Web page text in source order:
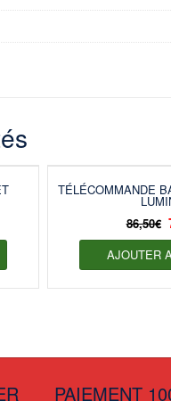
TÉLÉCOMMANDE
86,50€
AJOUTER
PAIEMENT